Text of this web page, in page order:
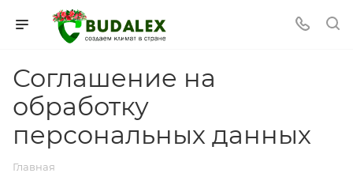
Соглашение на
обработку
персональных данных
Главная